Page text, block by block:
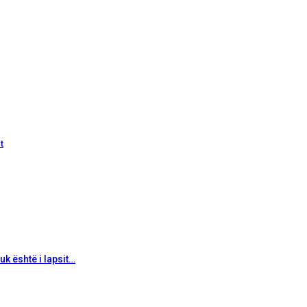
është i lapsit…